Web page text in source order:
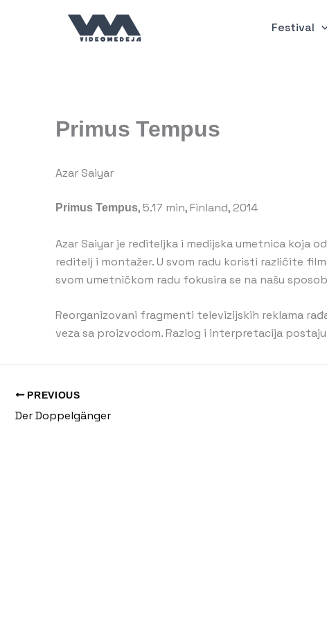
Festival
Primus Tempus
Azar Saiyar
Primus Tempus, 5.17 min, Finland, 2014
Azar Saiyar je rediteljka i medijska umetnica koja
reditelj i montažer. U svom radu koristi različite
svom umetničkom radu fokusira se na našu
Reorganizovani fragmenti televizijskih reklama
veza sa proizvodom. Razlog i interpretacija
PREVIOUS
Der Doppelgänger